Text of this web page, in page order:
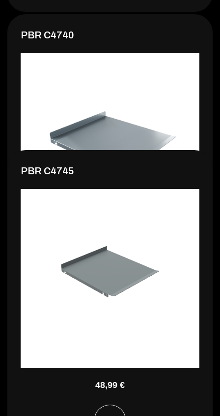
PBR C4740
22,99 €
PBR C4745
48,99 €